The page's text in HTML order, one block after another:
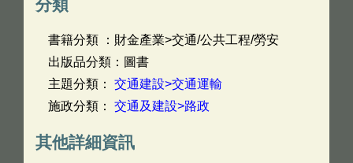
分類
書籍分類 ：財金產業>交通/公共工程/勞安
出版品分類：圖書
主題分類： 交通建設>交通運輸
施政分類： 交通及建設>路政
其他詳細資訊